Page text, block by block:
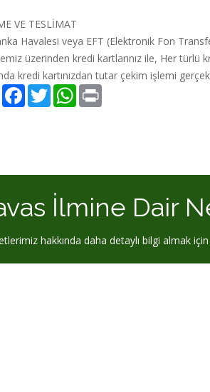
VE TESLİMAT
Havalesi veya EFT (Elektronik Fon
üzerinden kredi kartlarınız ile, Her
kredi kartınızdan tutar çekim işlemi
Share Facebook
TwitterWhatsApp
İlmine Dair
hakkında daha detaylı bilgi almak